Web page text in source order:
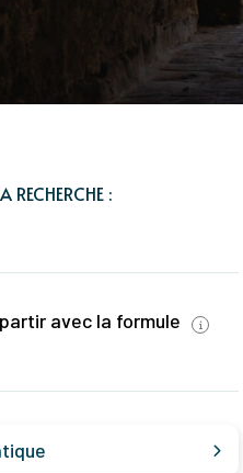
RECHERCHE :
avec la formule